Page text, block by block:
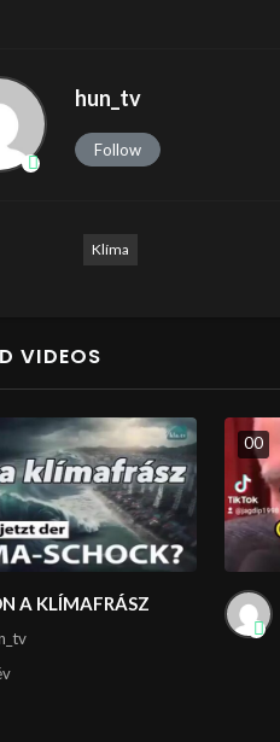
hun_tv
Follow
Klíma
VIDEOS
A KLÍMAFRÁSZ
00